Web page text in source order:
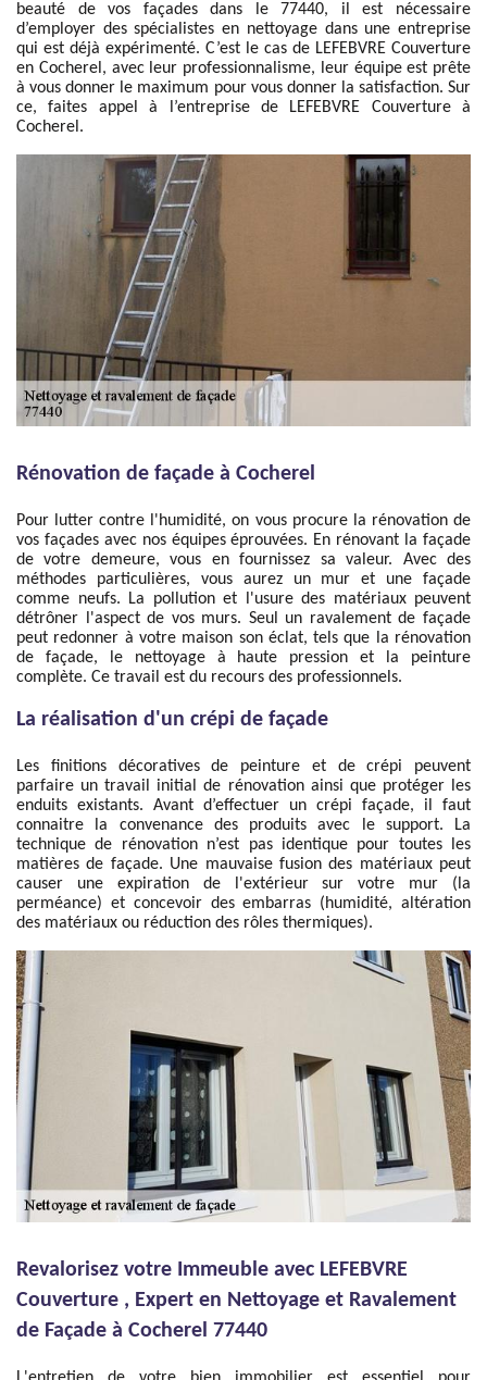
beauté de vos façades dans le 77440, il est nécessaire
d’employer des spécialistes en nettoyage dans une entreprise
qui est déjà expérimenté. C’est le cas de LEFEBVRE Couverture
en Cocherel, avec leur professionnalisme, leur équipe est prête
à vous donner le maximum pour vous donner la satisfaction. Sur
ce, faites appel à l’entreprise de LEFEBVRE Couverture à
Cocherel.
Rénovation de façade à Cocherel
Pour lutter contre l'humidité, on vous procure la rénovation de
vos façades avec nos équipes éprouvées. En rénovant la façade
de votre demeure, vous en fournissez sa valeur. Avec des
méthodes particulières, vous aurez un mur et une façade
comme neufs. La pollution et l'usure des matériaux peuvent
détrôner l'aspect de vos murs. Seul un ravalement de façade
peut redonner à votre maison son éclat, tels que la rénovation
de façade, le nettoyage à haute pression et la peinture
complète. Ce travail est du recours des professionnels.
La réalisation d'un crépi de façade
Les finitions décoratives de peinture et de crépi peuvent
parfaire un travail initial de rénovation ainsi que protéger les
enduits existants. Avant d’effectuer un crépi façade, il faut
connaitre la convenance des produits avec le support. La
technique de rénovation n’est pas identique pour toutes les
matières de façade. Une mauvaise fusion des matériaux peut
causer une expiration de l'extérieur sur votre mur (la
perméance) et concevoir des embarras (humidité, altération
des matériaux ou réduction des rôles thermiques).
Revalorisez votre Immeuble avec LEFEBVRE
Couverture , Expert en Nettoyage et Ravalement
de Façade à Cocherel 77440